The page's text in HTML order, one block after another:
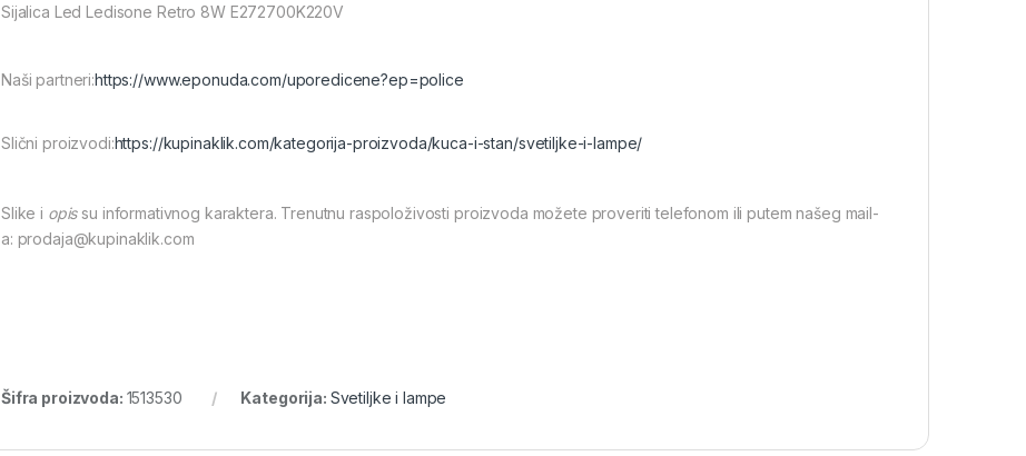
Sijalica Led Ledisone Retro 8W E272700K220V
Naši partneri:https://www.eponuda.com/uporedicene?ep=police
Slični proizvodi:https://kupinaklik.com/kategorija-proizvoda/kuca-i-stan/svetiljke-i-lampe/
Slike i opissu informativnog karaktera. Trenutnu raspoloživosti proizvoda možete proveriti telefonom ili putem našeg mail-
a: prodaja@kupinaklik.com
Šifra proizvoda: 1513530 Kategorija: Svetiljke i lampe